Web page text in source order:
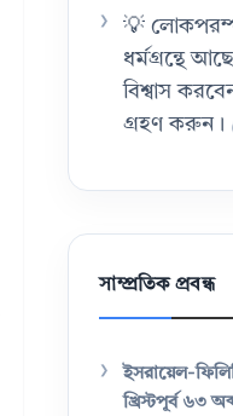
💡
ধর্মগ্রন্থে
বিশ্বাস
গ্রহণ করুন।
সাম্প্রতিক প্রবন্ধ
ইসরায়েল-
খ্রিস্টপূর্ব ৬৩